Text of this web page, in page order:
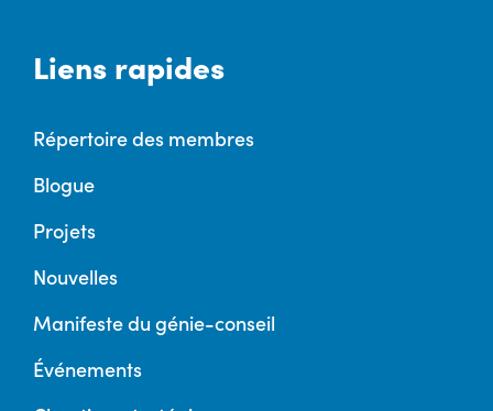
Liens rapides
Répertoire des membres
Blogue
Projets
Nouvelles
Manifeste du génie-conseil
Événements